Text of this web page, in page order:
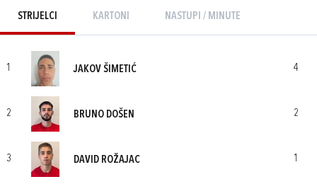
STRIJELCI KARTONI NASTUPI / MINUTE
1 JAKOV ŠIMETIĆ 4
2 BRUNO DOŠEN 2
3 DAVID ROŽAJAC 1